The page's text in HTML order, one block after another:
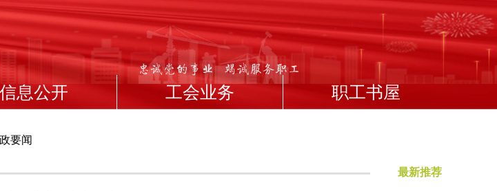
信息公开 工会业务 职工书屋
要闻
最新推荐